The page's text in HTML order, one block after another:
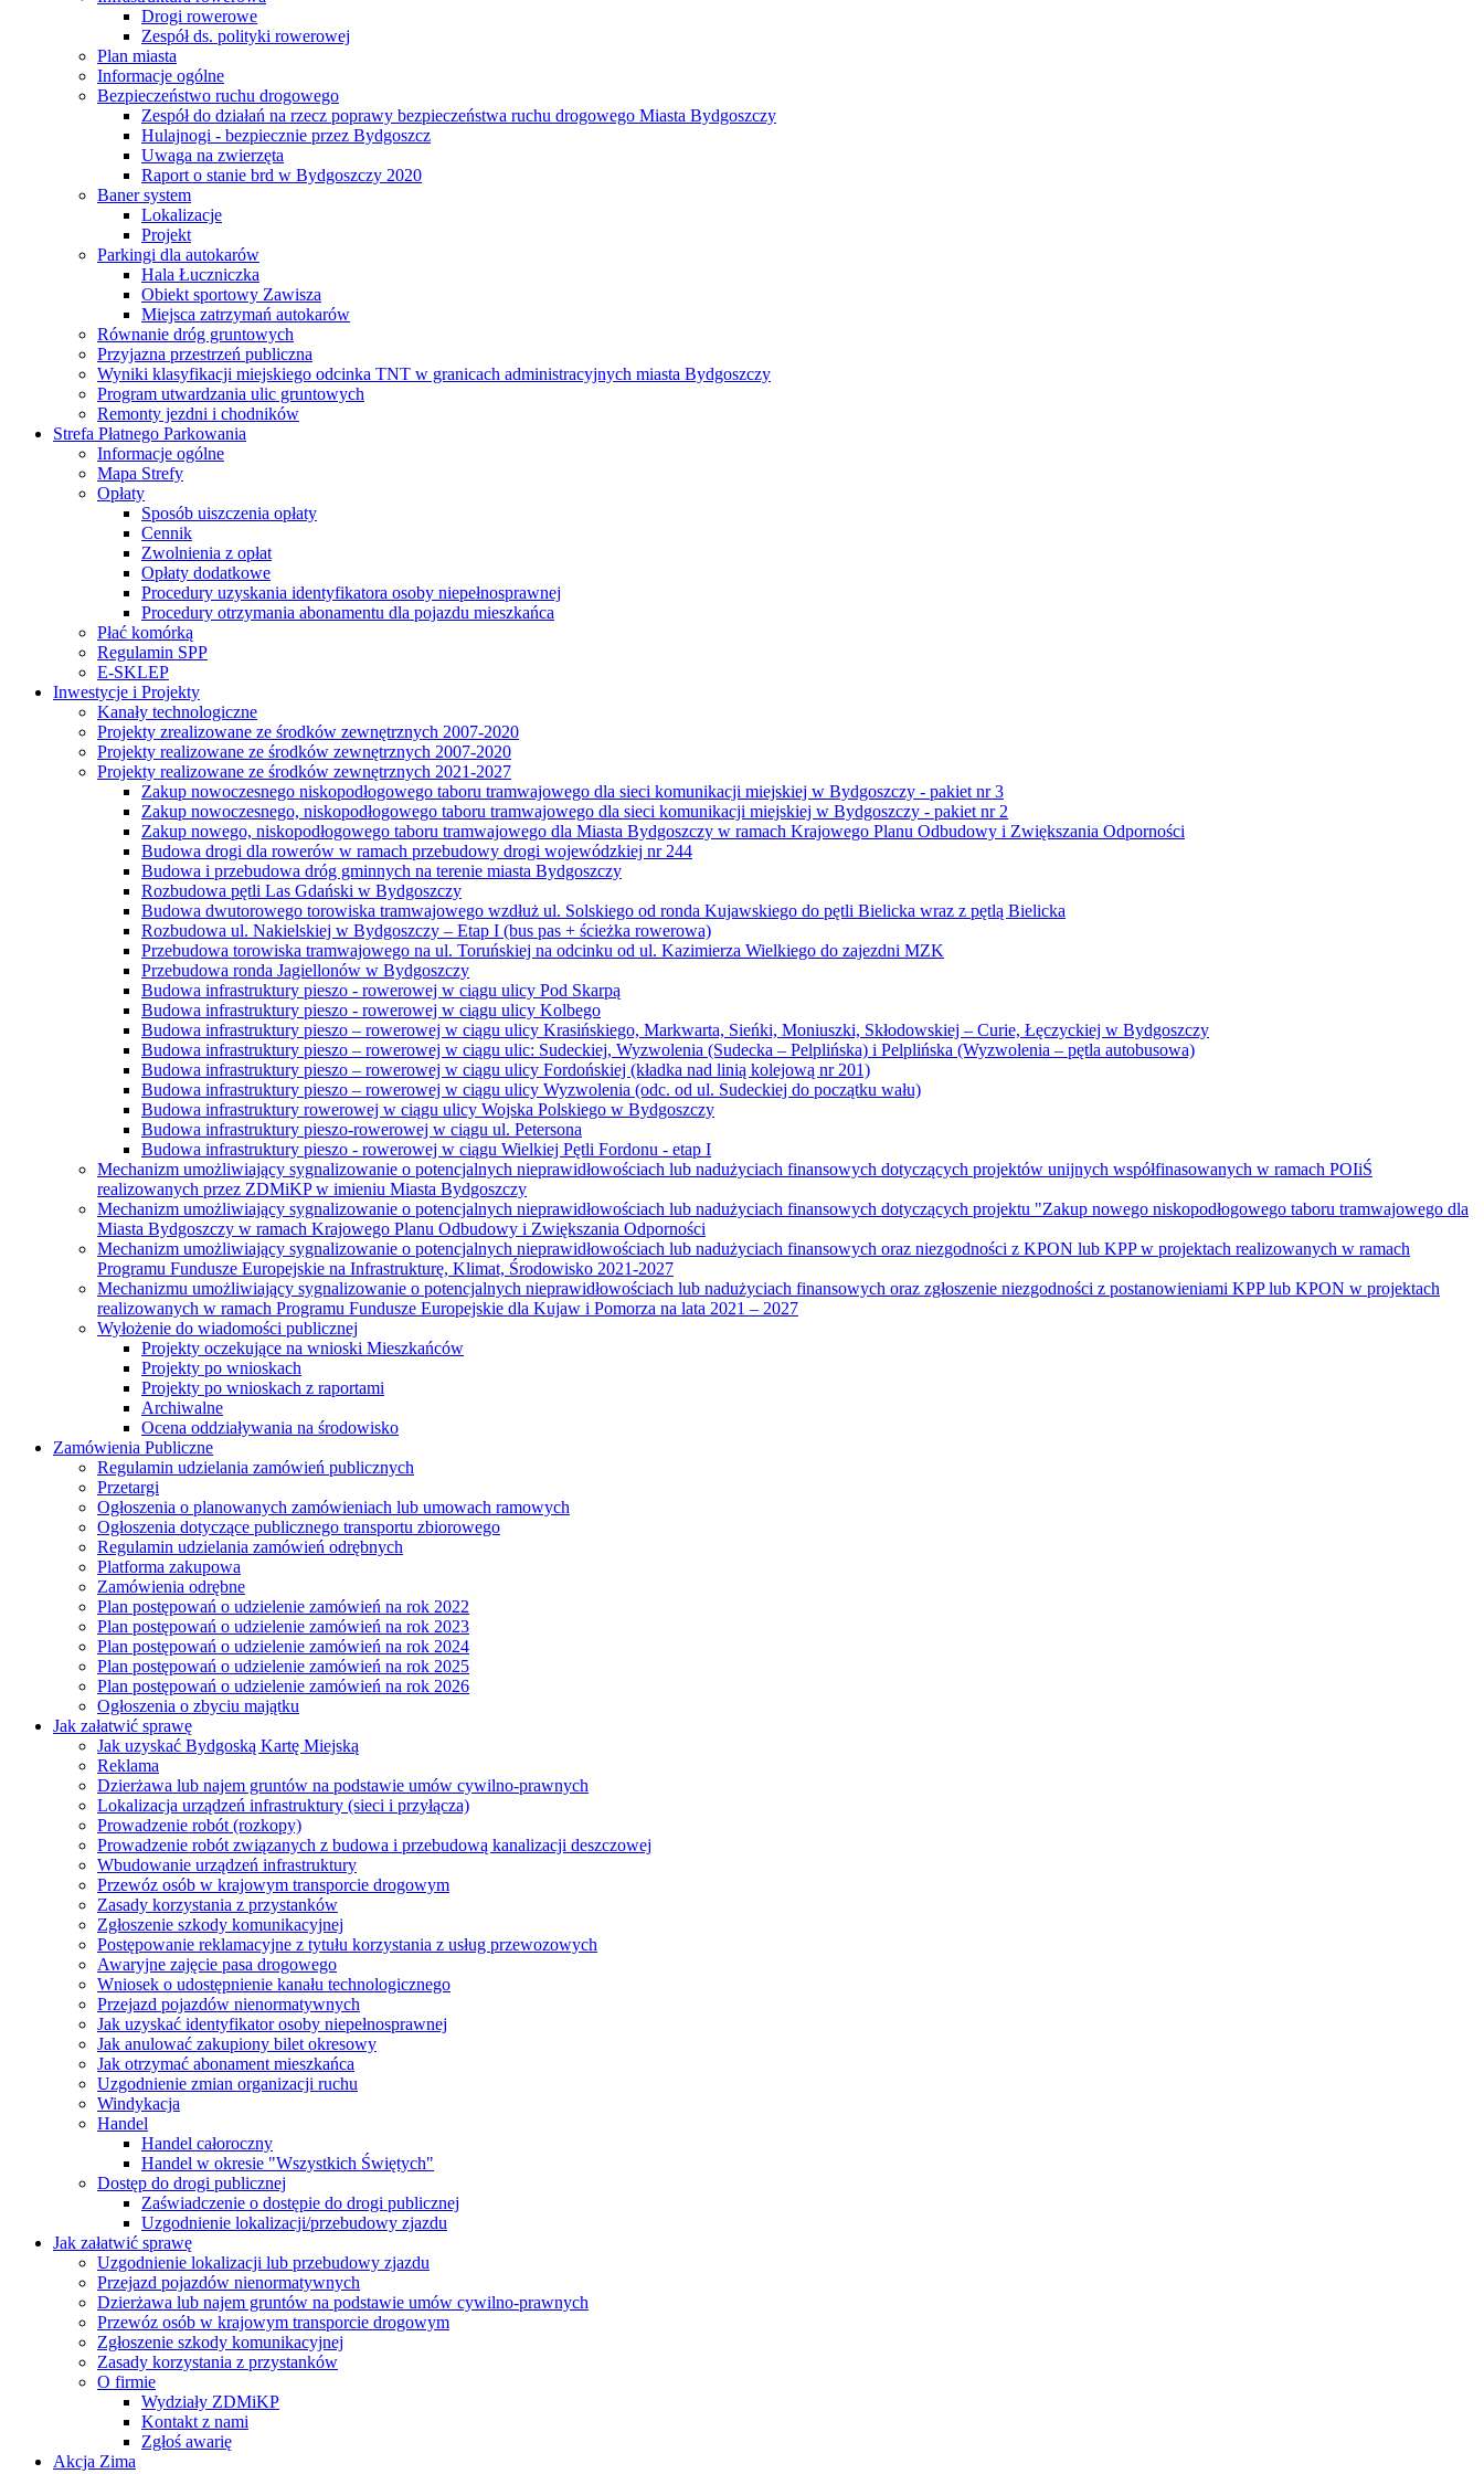
Drogi rowerowe
Zespół ds. polityki rowerowej
Plan miasta
Informacje ogólne
Bezpieczeństwo ruchu drogowego
Zespół do działań na rzecz poprawy bezpieczeństwa ruchu drogowego Miasta Bydgoszczy
Hulajnogi - bezpiecznie przez Bydgoszcz
Uwaga na zwierzęta
Raport o stanie brd w Bydgoszczy 2020
Baner system
Lokalizacje
Projekt
Parkingi dla autokarów
Hala Łuczniczka
Obiekt sportowy Zawisza
Miejsca zatrzymań autokarów
Równanie dróg gruntowych
Przyjazna przestrzeń publiczna
Wyniki klasyfikacji miejskiego odcinka TNT w granicach administracyjnych miasta Bydgoszczy
Program utwardzania ulic gruntowych
Remonty jezdni i chodników
Strefa Płatnego Parkowania
Informacje ogólne
Mapa Strefy
Opłaty
Sposób uiszczenia opłaty
Cennik
Zwolnienia z opłat
Opłaty dodatkowe
Procedury uzyskania identyfikatora osoby niepełnosprawnej
Procedury otrzymania abonamentu dla pojazdu mieszkańca
Płać komórką
Regulamin SPP
E-SKLEP
Inwestycje i Projekty
Kanały technologiczne
Projekty zrealizowane ze środków zewnętrznych 2007-2020
Projekty realizowane ze środków zewnętrznych 2007-2020
Projekty realizowane ze środków zewnętrznych 2021-2027
Zakup nowoczesnego niskopodłogowego taboru tramwajowego dla sieci komunikacji miejskiej w Bydgoszczy - pakiet nr 3
Zakup nowoczesnego, niskopodłogowego taboru tramwajowego dla sieci komunikacji miejskiej w Bydgoszczy - pakiet nr 2
Zakup nowego, niskopodłogowego taboru tramwajowego dla Miasta Bydgoszczy w ramach Krajowego Planu Odbudowy i Zwiększania Odporności
Budowa drogi dla rowerów w ramach przebudowy drogi wojewódzkiej nr 244
Budowa i przebudowa dróg gminnych na terenie miasta Bydgoszczy
Rozbudowa pętli Las Gdański w Bydgoszczy
Budowa dwutorowego torowiska tramwajowego wzdłuż ul. Solskiego od ronda Kujawskiego do pętli Bielicka wraz z pętlą Bielicka
Rozbudowa ul. Nakielskiej w Bydgoszczy – Etap I (bus pas + ścieżka rowerowa)
Przebudowa torowiska tramwajowego na ul. Toruńskiej na odcinku od ul. Kazimierza Wielkiego do zajezdni MZK
Przebudowa ronda Jagiellonów w Bydgoszczy
Budowa infrastruktury pieszo - rowerowej w ciągu ulicy Pod Skarpą
Budowa infrastruktury pieszo - rowerowej w ciągu ulicy Kolbego
Budowa infrastruktury pieszo – rowerowej w ciągu ulicy Krasińskiego, Markwarta, Sieńki, Moniuszki, Skłodowskiej – Curie, Łęczyckiej w Bydgoszczy
Budowa infrastruktury pieszo – rowerowej w ciągu ulic: Sudeckiej, Wyzwolenia (Sudecka – Pelplińska) i Pelplińska (Wyzwolenia – pętla autobusowa)
Budowa infrastruktury pieszo – rowerowej w ciągu ulicy Fordońskiej (kładka nad linią kolejową nr 201)
Budowa infrastruktury pieszo – rowerowej w ciągu ulicy Wyzwolenia (odc. od ul. Sudeckiej do początku wału)
Budowa infrastruktury rowerowej w ciągu ulicy Wojska Polskiego w Bydgoszczy
Budowa infrastruktury pieszo-rowerowej w ciągu ul. Petersona
Budowa infrastruktury pieszo - rowerowej w ciągu Wielkiej Pętli Fordonu - etap I
Mechanizm umożliwiający sygnalizowanie o potencjalnych nieprawidłowościach lub nadużyciach finansowych dotyczących projektów unijnych współfinasowanych w ramach POIiŚ
realizowanych przez ZDMiKP w imieniu Miasta Bydgoszczy
Mechanizm umożliwiający sygnalizowanie o potencjalnych nieprawidłowościach lub nadużyciach finansowych dotyczących projektu "Zakup nowego niskopodłogowego taboru tramwajowego dla
Miasta Bydgoszczy w ramach Krajowego Planu Odbudowy i Zwiększania Odporności
Mechanizm umożliwiający sygnalizowanie o potencjalnych nieprawidłowościach lub nadużyciach finansowych oraz niezgodności z KPON lub KPP w projektach realizowanych w ramach
Programu Fundusze Europejskie na Infrastrukturę, Klimat, Środowisko 2021-2027
Mechanizmu umożliwiający sygnalizowanie o potencjalnych nieprawidłowościach lub nadużyciach finansowych oraz zgłoszenie niezgodności z postanowieniami KPP lub KPON w projektach
realizowanych w ramach Programu Fundusze Europejskie dla Kujaw i Pomorza na lata 2021 – 2027
Wyłożenie do wiadomości publicznej
Projekty oczekujące na wnioski Mieszkańców
Projekty po wnioskach
Projekty po wnioskach z raportami
Archiwalne
Ocena oddziaływania na środowisko
Zamówienia Publiczne
Regulamin udzielania zamówień publicznych
Przetargi
Ogłoszenia o planowanych zamówieniach lub umowach ramowych
Ogłoszenia dotyczące publicznego transportu zbiorowego
Regulamin udzielania zamówień odrębnych
Platforma zakupowa
Zamówienia odrębne
Plan postępowań o udzielenie zamówień na rok 2022
Plan postępowań o udzielenie zamówień na rok 2023
Plan postępowań o udzielenie zamówień na rok 2024
Plan postępowań o udzielenie zamówień na rok 2025
Plan postępowań o udzielenie zamówień na rok 2026
Ogłoszenia o zbyciu majątku
Jak załatwić sprawę
Jak uzyskać Bydgoską Kartę Miejską
Reklama
Dzierżawa lub najem gruntów na podstawie umów cywilno-prawnych
Lokalizacja urządzeń infrastruktury (sieci i przyłącza)
Prowadzenie robót (rozkopy)
Prowadzenie robót związanych z budowa i przebudową kanalizacji deszczowej
Wbudowanie urządzeń infrastruktury
Przewóz osób w krajowym transporcie drogowym
Zasady korzystania z przystanków
Zgłoszenie szkody komunikacyjnej
Postępowanie reklamacyjne z tytułu korzystania z usług przewozowych
Awaryjne zajęcie pasa drogowego
Wniosek o udostępnienie kanału technologicznego
Przejazd pojazdów nienormatywnych
Jak uzyskać identyfikator osoby niepełnosprawnej
Jak anulować zakupiony bilet okresowy
Jak otrzymać abonament mieszkańca
Uzgodnienie zmian organizacji ruchu
Windykacja
Handel
Handel całoroczny
Handel w okresie "Wszystkich Świętych"
Dostęp do drogi publicznej
Zaświadczenie o dostępie do drogi publicznej
Uzgodnienie lokalizacji/przebudowy zjazdu
Jak załatwić sprawę
Uzgodnienie lokalizacji lub przebudowy zjazdu
Przejazd pojazdów nienormatywnych
Dzierżawa lub najem gruntów na podstawie umów cywilno-prawnych
Przewóz osób w krajowym transporcie drogowym
Zgłoszenie szkody komunikacyjnej
Zasady korzystania z przystanków
O firmie
Wydziały ZDMiKP
Kontakt z nami
Zgłoś awarię
Akcja Zima